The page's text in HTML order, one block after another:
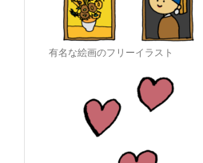
有名な絵画のフリーイラスト